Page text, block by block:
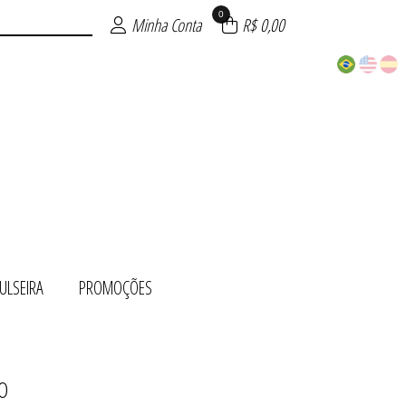
Minha Conta 0 R$ 0,00
PROMOÇÕES